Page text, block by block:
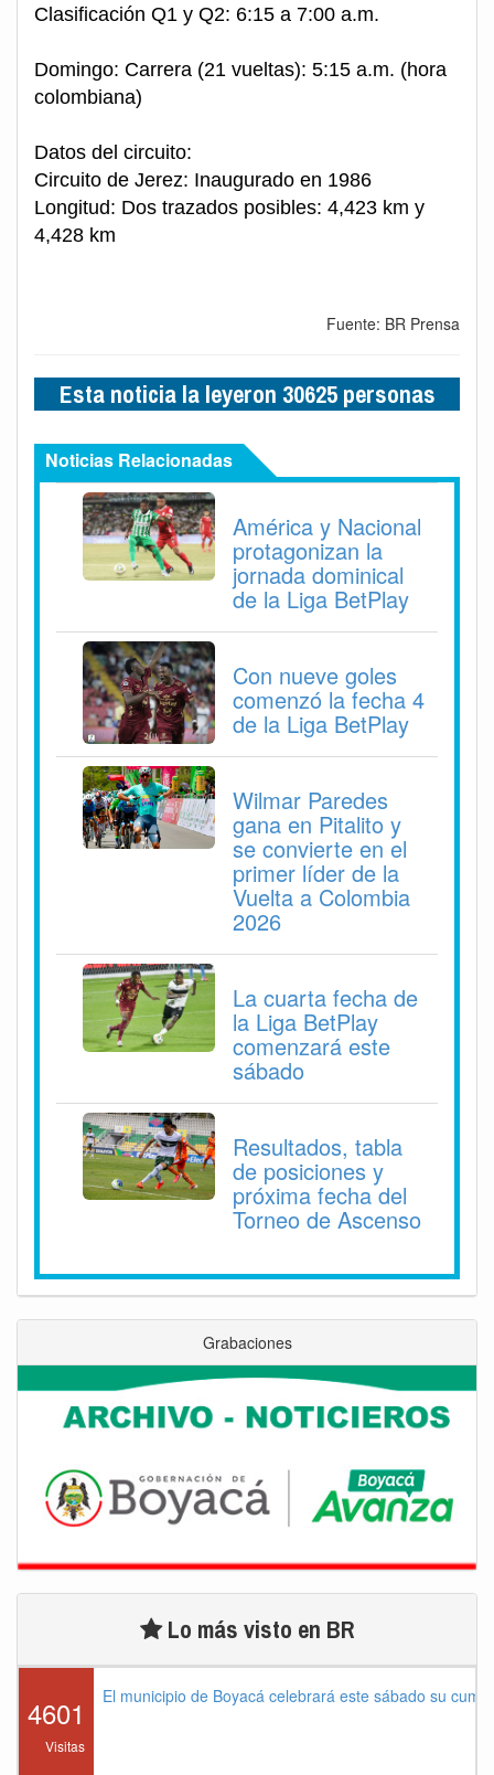
Clasificación Q1 y Q2: 6:15 a 7:00 a.m.
Domingo: Carrera (21 vueltas): 5:15 a.m. (hora
colombiana)
Datos del circuito:
Circuito de Jerez: Inaugurado en 1986
Longitud: Dos trazados posibles: 4,423 km y
4,428 km
Fuente: BR Prensa
Esta noticia la leyeron 30625 personas
Noticias Relacionadas
América y Nacional
protagonizan la
jornada dominical
de la Liga BetPlay
Con nueve goles
comenzó la fecha 4
de la Liga BetPlay
Wilmar Paredes
gana en Pitalito y
se convierte en el
primer líder de la
Vuelta a Colombia
2026
La cuarta fecha de
la Liga BetPlay
comenzará este
sábado
Resultados, tabla
de posiciones y
próxima fecha del
Torneo de Ascenso
Grabaciones
Lo más visto en BR
4601
Visitas
El municipio de Boyacá celebrará este sábado su